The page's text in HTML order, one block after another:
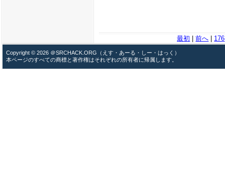
最初 |前へ | 176
Copyright © 2026 ＠SRCHACK.ORG（えす・あーる・しー・はっく）
本ページのすべての商標と著作権はそれぞれの所有者に帰属します。